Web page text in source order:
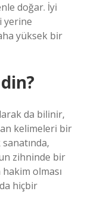
doğar. İyi
yerine
yüksek bir
da bilinir,
kelimeleri bir
sanatında,
zihninde bir
olması
hiçbir